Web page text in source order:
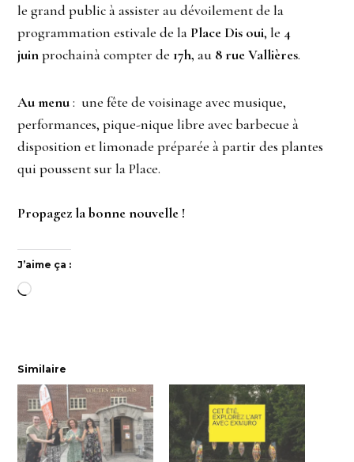
le grand public à assister au dévoilement de la
programmation estivale de la Place Dis oui, le 4
juinprochainà compter de 17h, au 8 rue Vallières.
Au menu: une fête de voisinage avec musique,
performances, pique-nique libre avec barbecue à
disposition et limonade préparée à partir des plantes
qui poussent sur la Place.
Propagez la bonne nouvelle !
J’aime ça :
Chargement…
Similaire